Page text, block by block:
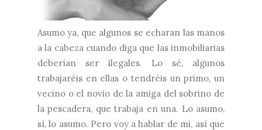
Asumo ya, que algunos se echaran las manos
a la cabeza cuando diga que las inmobiliarias
deberían ser ilegales. Lo sé, algunos
trabajaréis en ellas o tendréis un primo, un
vecino o el novio de la amiga del sobrino de
la pescadera, que trabaja en una. Lo asumo,
sí, lo asumo. Pero voy a hablar de mi, así que